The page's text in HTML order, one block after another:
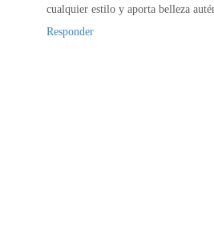
cualquier estilo y aporta belleza
Responder